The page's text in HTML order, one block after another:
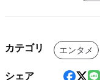
カテゴリ エンタメ
シェア